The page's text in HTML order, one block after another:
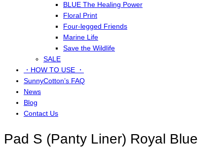
BLUE The Healing Power
Floral Print
Four-legged Friends
Marine Life
Save the Wildlife
SALE
・HOW TO USE ・
SunnyCotton’s FAQ
News
Blog
Contact Us
Pad S (Panty Liner) Royal Blue